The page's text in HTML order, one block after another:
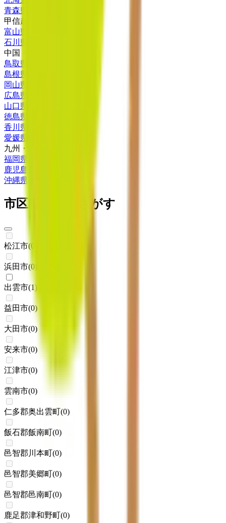
青森県
甲信越・北陸
富山県
石川県
中国・四国
鳥取県
島根県
岡山県
広島県
山口県
徳島県
香川県
愛媛県
九州・沖縄
福岡県
鹿児島県
沖縄県
市区町村からさがす
松江市(0
浜田市(0
出雲市(1)
益田市(0)
大田市(0)
安来市(0)
江津市(0)
雲南市(0)
仁多郡奥出雲町(0)
飯石郡飯南町(0)
邑智郡川本町(0)
邑智郡美郷町(0)
邑智郡邑南町(0)
鹿足郡津和野町(0)